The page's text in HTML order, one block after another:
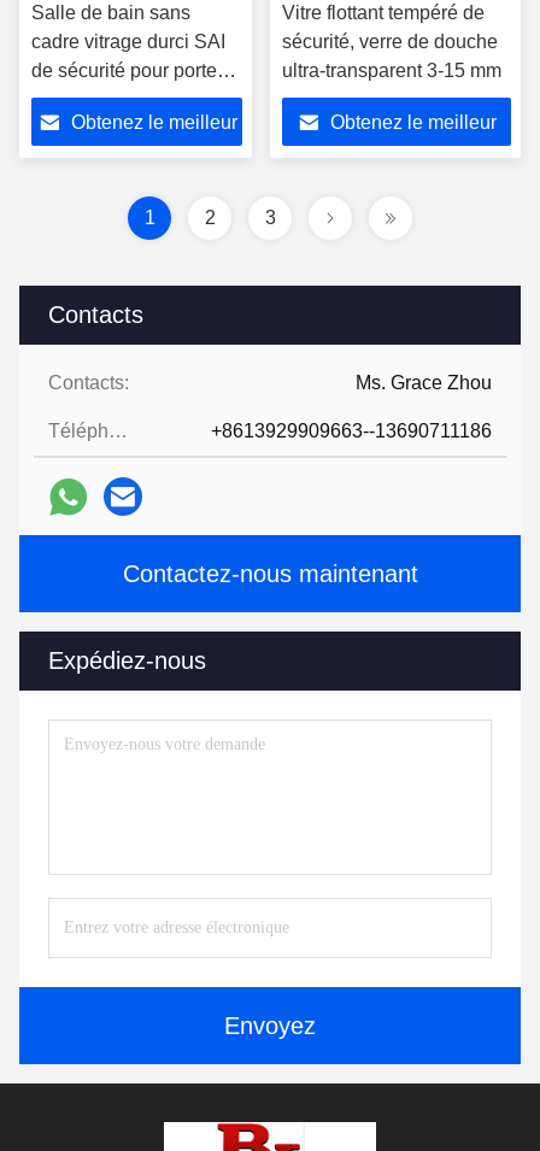
Contacts
Contacts: Ms. Grace Zhou
Téléphone: +8613929909663--13690711186
Contactez-nous maintenant
Expédiez-nous
Envoyez
Salle de bain sans
cadre vitrage durci SAI
de sécurité pour porte
de douche
Obtenez le meilleur
Vitre flottant tempéré de
sécurité, verre de douche
ultra-transparent 3-15 mm
Obtenez le meilleur
1 2 3